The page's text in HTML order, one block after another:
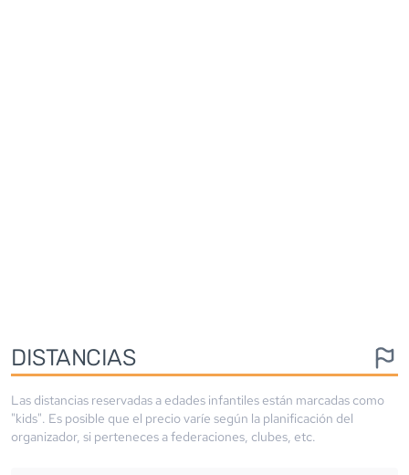
DISTANCIAS
Las distancias reservadas a edades infantiles están marcadas como
"kids". Es posible que el precio varíe según la planificación del
organizador, si perteneces a federaciones, clubes, etc.